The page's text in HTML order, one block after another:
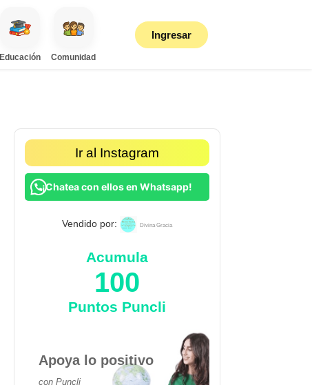
Educación Comunidad
Ingresar
Ir al Instagram
¡Chatea con ellos en Whatsapp!
Vendido por: Divina Gracia
Acumula
100
Puntos Puncli
Apoya lo positivo
con Puncli